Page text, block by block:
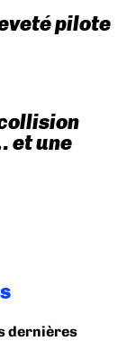
pilote
et une
dernières